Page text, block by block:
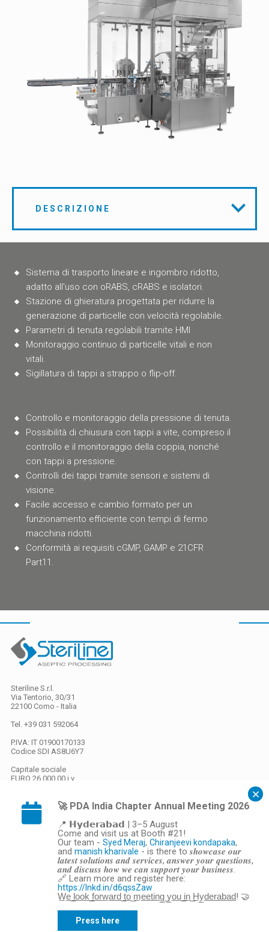
DESCRIZIONE
Sistema di trasporto lineare e ingombro ridotto,
adatto all'uso con oRABS, cRABS e isolatori.
Stazione di ghieratura progettata per ridurre la
generazione di particelle con velocità regolabile.
Parametri di tenuta regolabili tramite HMI
Monitoraggio continuo di particelle vitali e non
vitali.
Sigillatura di tappi a strappo o flip-off.
Controllo e monitoraggio della pressione di tenuta.
Possibilità di chiusura con tappi a vite, compreso il
controllo e il monitoraggio della coppia, nonché
con tappi a pressione.
Controlli dei tappi tramite sensori e sistemi di
visione.
Facile accesso e cambio formato per un
funzionamento efficiente con tempi di fermo
macchina ridotti.
Conformità ai requisiti cGMP, GAMP e 21CFR
Part11.
Steriline S.r.l.
Via Tentorio, 30/31
22100 Como - Italia
Tel. +39 031 592064
P.IVA: IT 01900170133
Codice SDI AS8U6Y7
Capitale sociale
EURO 26.000,00 i.v.
Privacy /Cookies
Gestione preferenze cookie
webdesign ovosodo
General Sales Conditions
This site is protected by reCAPTCHA and the GooglePrivacy Policy andTerms
apply.
🚀 PDA India Chapter Annual Meeting 2026
📍 𝗛𝘆𝗱𝗲𝗿𝗮𝗯𝗮𝗱 | 3–5 August
Come and visit us at Booth #21!
Our team - Syed Meraj, Chiranjeevi kondapaka,
and manish kharivale - is there to 𝒔𝒉𝒐𝒘𝒄𝒂𝒔𝒆 𝒐𝒖𝒓
𝒍𝒂𝒕𝒆𝒔𝒕 𝒔𝒐𝒍𝒖𝒕𝒊𝒐𝒏𝒔 𝒂𝒏𝒅 𝒔𝒆𝒓𝒗𝒊𝒄𝒆𝒔, 𝒂𝒏𝒔𝒘𝒆𝒓 𝒚𝒐𝒖𝒓 𝒒𝒖𝒆𝒔𝒕𝒊𝒐𝒏𝒔,
𝒂𝒏𝒅 𝒅𝒊𝒔𝒄𝒖𝒔𝒔 𝒉𝒐𝒘 𝒘𝒆 𝒄𝒂𝒏 𝒔𝒖𝒑𝒑𝒐𝒓𝒕 𝒚𝒐𝒖𝒓 𝒃𝒖𝒔𝒊𝒏𝒆𝒔𝒔.
🔗 Learn more and register here:
https://lnkd.in/d6qssZaw
W̲e̲ ̲l̲o̲o̲k̲ ̲f̲o̲r̲w̲a̲r̲d̲ ̲t̲o̲ ̲m̲e̲e̲t̲i̲n̲g̲ ̲y̲o̲u̲ ̲i̲n̲ ̲H̲y̲d̲e̲r̲a̲b̲a̲d̲! 🤝
Press here